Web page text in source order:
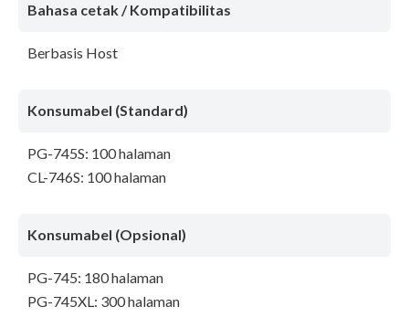
Bahasa cetak / Kompatibilitas
Berbasis Host
Konsumabel (Standard)
PG-745S: 100 halaman
CL-746S: 100 halaman
Konsumabel (Opsional)
PG-745: 180 halaman
PG-745XL: 300 halaman